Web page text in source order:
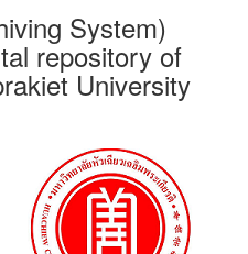
System)
repository of
University